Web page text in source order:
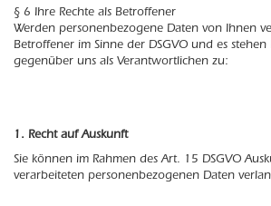
§ 6 Ihre Rechte als Betroffener
Werden personenbezogene Daten von Ihnen
Betroffener im Sinne der DSGVO und es
gegenüber uns als Verantwortlichen zu:
1. Recht auf Auskunft
Sie können im Rahmen des Art. 15 DSGVO
verarbeiteten personenbezogenen Daten